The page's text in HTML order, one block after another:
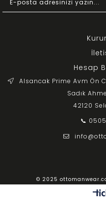
Hesap
Alsancak Prime Avm Ön
Sadık
42120
📞
© 2025